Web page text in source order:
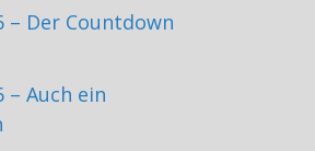
– Der Countdown
– Auch ein